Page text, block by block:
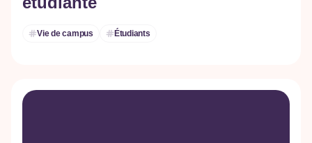
Vie de campus Étudiants